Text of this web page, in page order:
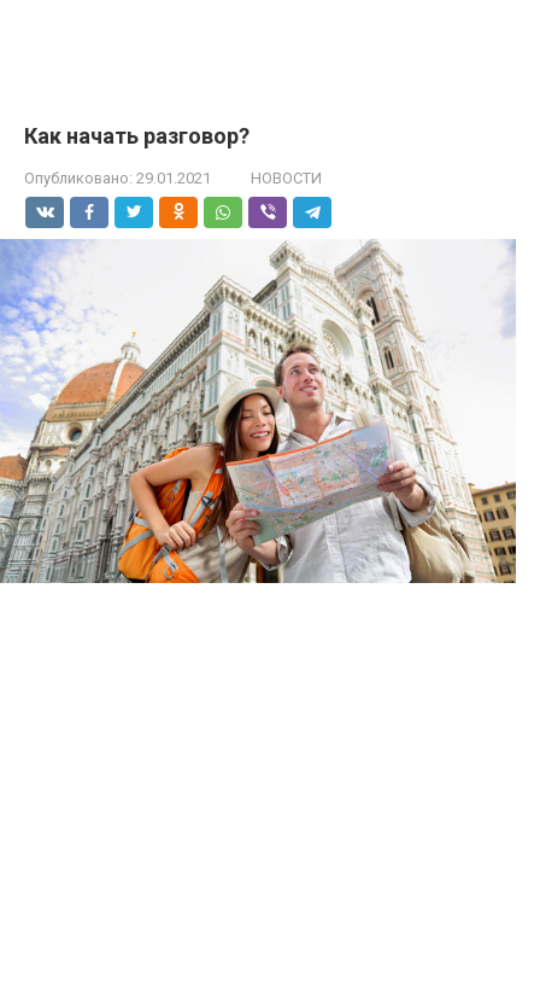
Как начать разговор?
Опубликовано: 29.01.2021 НОВОСТИ